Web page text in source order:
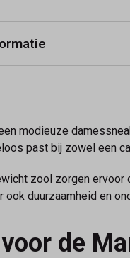
modieuze
past bij zowel een
zool zorgen
duurzaamheid en
de